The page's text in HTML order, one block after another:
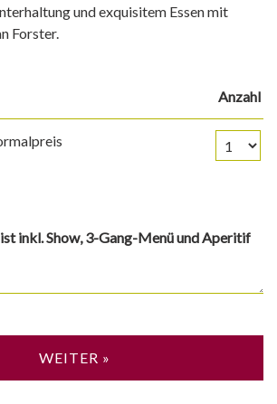
und exquisitem Essen mit
Forster.
Anzahl
Anzahl
inkl. Show, 3-Gang-Menü und Aperitif
WEITER »